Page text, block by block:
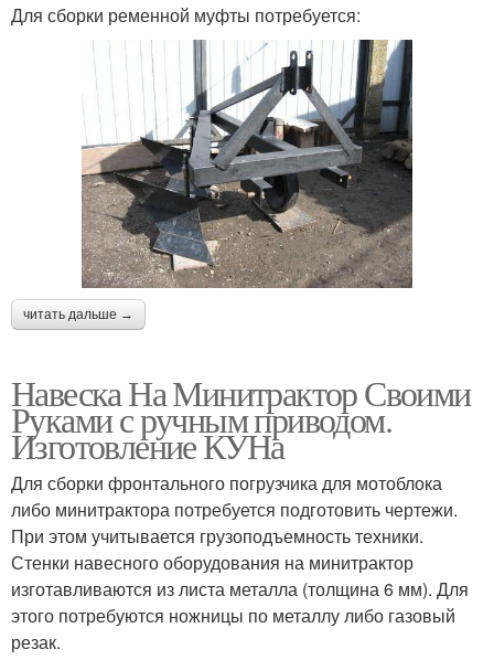
Для сборки ременной муфты потребуется:
читать дальше →
Навеска На Минитрактор Своими
Руками с ручным приводом.
Изготовление КУНа
Для сборки фронтального погрузчика для мотоблока
либо минитрактора потребуется подготовить чертежи.
При этом учитывается грузоподъемность техники.
Стенки навесного оборудования на минитрактор
изготавливаются из листа металла (толщина 6 мм). Для
этого потребуются ножницы по металлу либо газовый
резак.